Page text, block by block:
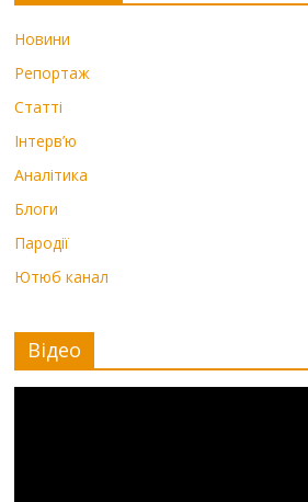
Новини
Репортаж
Статті
Інтерв’ю
Аналітика
Блоги
Пародії
Ютюб канал
Відео